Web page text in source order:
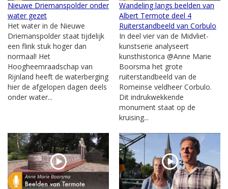
Nieuwe Driemanspolder onder
water gezet
Het water in de Nieuwe
Driemanspolder staat tijdelijk
een flink stuk hoger dan
normaal! Het
Hoogheemraadschap van
Rijnland heeft de waterberging
hier de afgelopen dagen deels
onder water...
Wandeling langs beelden van
Albert Termote deel 4
Ruiterstandbeeld van Corbulo
In deel vier van de Midvliet-
kunstserie analyseert
kunsthistorica @Anne Marie
Boorsma het grote
ruiterstandbeeld van de
Romeinse veldheer Corbulo.
Dit indrukwekkende
monument staat op de
kruising...